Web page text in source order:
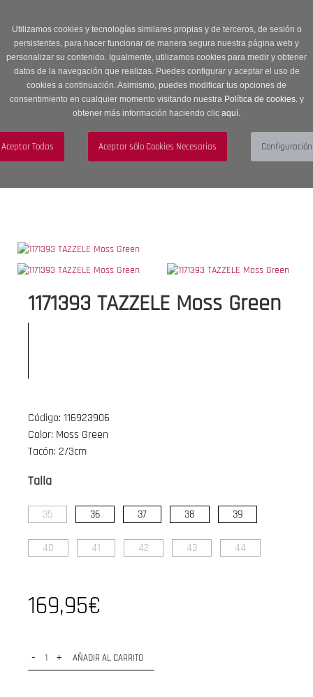
Utilizamos cookies y tecnologías similares propias y de terceros, de sesión o
persistentes, para hacer funcionar de manera segura nuestra página web y
personalizar su contenido. Igualmente, utilizamos cookies para medir y obtener
datos de la navegación que realizas. Puedes configurar y aceptar el uso de
cookies a continuación. Asimismo, puedes modificar tus opciones de
consentimiento en cualquier momento visitando nuestra Política de cookies.y
obtener más información haciendo clic aquí.
descuento en Sección OUTLET con código OUTLET20
navigation
Menú
1171393 TAZZELE Moss Green
Código: 116923906
Color: Moss Green
Tacón: 2/3cm
Talla
35 36 37 38 39
40 41 42 43 44
169,95€
- + AÑADIR AL CARRITO